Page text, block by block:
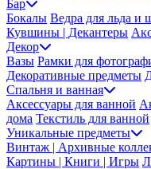
Бар
Бокалы Ведра для льда и
Кувшины | Декантеры
Декор
Вазы Рамки для
Декоративные предметы
Спальня и ванная
Аксессуары для ванной
дома Текстиль для ванной
Уникальные предметы
Винтаж | Архивные
Картины | Книги | Игры